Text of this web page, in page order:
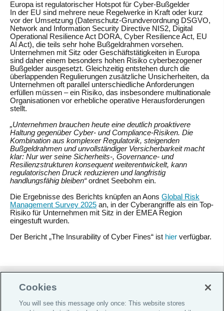
Europa ist regulatorischer Hotspot für Cyber-Bußgelder
In der EU sind mehrere neue Regelwerke in Kraft oder kurz
vor der Umsetzung (Datenschutz-Grundverordnung DSGVO,
Network and Information Security Directive NIS2, Digital
Operational Resilience Act DORA, Cyber Resilience Act, EU
AI Act), die teils sehr hohe Bußgeldrahmen vorsehen.
Unternehmen mit Sitz oder Geschäftstätigkeiten in Europa
sind daher einem besonders hohen Risiko cyberbezogener
Bußgelder ausgesetzt. Gleichzeitig entstehen durch die
überlappenden Regulierungen zusätzliche Unsicherheiten, da
Unternehmen oft parallel unterschiedliche Anforderungen
erfüllen müssen – ein Risiko, das insbesondere multinationale
Organisationen vor erhebliche operative Herausforderungen
stellt.
„Unternehmen brauchen heute eine deutlich proaktivere
Haltung gegenüber Cyber- und Compliance-Risiken. Die
Kombination aus komplexer Regulatorik, steigenden
Bußgeldrahmen und unvollständiger Versicherbarkeit macht
klar: Nur wer seine Sicherheits-, Governance- und
Resilienzstrukturen konsequent weiterentwickelt, kann
regulatorischen Druck reduzieren und langfristig
handlungsfähig bleiben“ordnet Seebohm ein.
Die Ergebnisse des Berichts knüpfen an Aons Global Risk
Management Survey 2025 an, in der Cyberangriffe als ein Top-
Risiko für Unternehmen mit Sitz in der EMEA Region
eingestuft wurden.
Der Bericht „The Insurability of Cyber Fines“ ist hier verfügbar.
Do Not Sell or Share My Personal Information |
Cookies
You will see this message only once: This website stores